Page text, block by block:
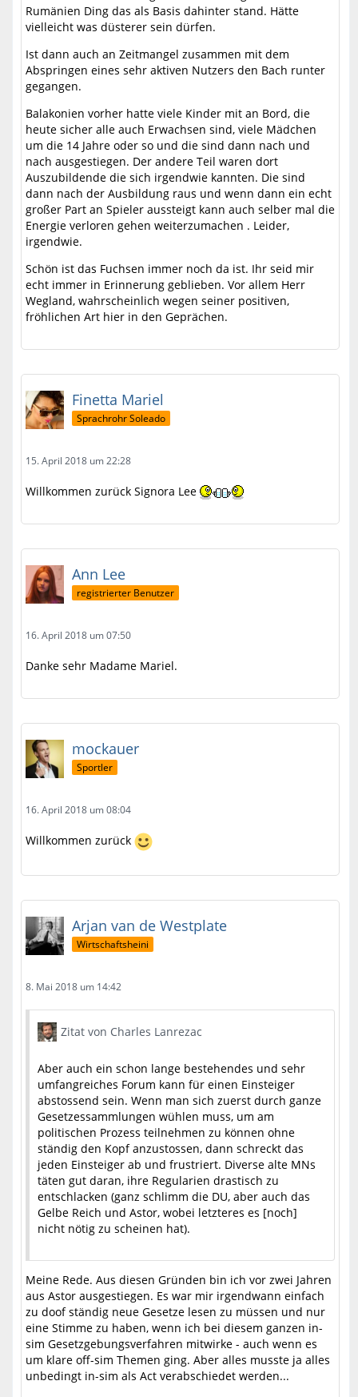
Rumänien Ding das als Basis dahinter stand. Hätte
vielleicht was düsterer sein dürfen.
Ist dann auch an Zeitmangel zusammen mit dem
Abspringen eines sehr aktiven Nutzers den Bach runter
gegangen.
Balakonien vorher hatte viele Kinder mit an Bord, die
heute sicher alle auch Erwachsen sind, viele Mädchen
um die 14 Jahre oder so und die sind dann nach und
nach ausgestiegen. Der andere Teil waren dort
Auszubildende die sich irgendwie kannten. Die sind
dann nach der Ausbildung raus und wenn dann ein echt
großer Part an Spieler aussteigt kann auch selber mal die
Energie verloren gehen weiterzumachen . Leider,
irgendwie.
Schön ist das Fuchsen immer noch da ist. Ihr seid mir
echt immer in Erinnerung geblieben. Vor allem Herr
Wegland, wahrscheinlich wegen seiner positiven,
fröhlichen Art hier in den Geprächen.
Finetta Mariel
Sprachrohr Soleado
15. April 2018 um 22:28
Willkommen zurück Signora Lee
Ann Lee
registrierter Benutzer
16. April 2018 um 07:50
Danke sehr Madame Mariel.
mockauer
Sportler
16. April 2018 um 08:04
Willkommen zurück
Arjan van de Westplate
Wirtschaftsheini
8. Mai 2018 um 14:42
Zitat von Charles Lanrezac
Aber auch ein schon lange bestehendes und sehr
umfangreiches Forum kann für einen Einsteiger
abstossend sein. Wenn man sich zuerst durch ganze
Gesetzessammlungen wühlen muss, um am
politischen Prozess teilnehmen zu können ohne
ständig den Kopf anzustossen, dann schreckt das
jeden Einsteiger ab und frustriert. Diverse alte MNs
täten gut daran, ihre Regularien drastisch zu
entschlacken (ganz schlimm die DU, aber auch das
Gelbe Reich und Astor, wobei letzteres es [noch]
nicht nötig zu scheinen hat).
Meine Rede. Aus diesen Gründen bin ich vor zwei Jahren
aus Astor ausgestiegen. Es war mir irgendwann einfach
zu doof ständig neue Gesetze lesen zu müssen und nur
eine Stimme zu haben, wenn ich bei diesem ganzen in-
sim Gesetzgebungsverfahren mitwirke - auch wenn es
um klare off-sim Themen ging. Aber alles musste ja alles
unbedingt in-sim als Act verabschiedet werden...